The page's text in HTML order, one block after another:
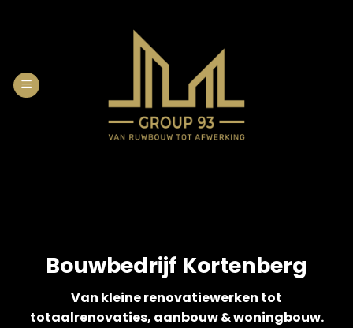
Bouwbedrijf Kortenberg
Van kleine renovatiewerken tot
totaalrenovaties, aanbouw & woningbouw.